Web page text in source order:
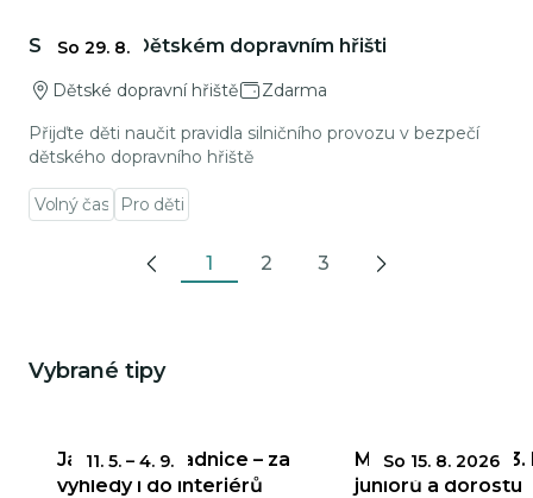
Sobota na Dětském dopravním hřišti
Dětské dopravní hřiště
Zdarma
Přijďte děti naučit pravidla silničního provozu v bezpečí
dětského dopravního hřiště
Volný čas Pro děti
So 29. 8.
Previous
1 2 3
Next
Vybrané tipy
11. 5. – 4. 9.
Jablonecká radnice – za
výhledy i do interiérů
So 15. 8. 2026
Mladá Evropa a 3.
juniorů a dorostu